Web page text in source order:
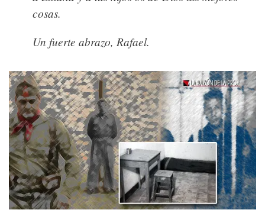
cosas.
Un fuerte abrazo, Rafael.